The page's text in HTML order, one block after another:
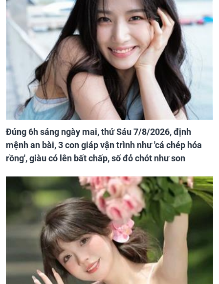
Đúng 6h sáng ngày mai, thứ Sáu 7/8/2026, định
mệnh an bài, 3 con giáp vận trình như 'cá chép hóa
rồng', giàu có lên bất chấp, số đỏ chót như son